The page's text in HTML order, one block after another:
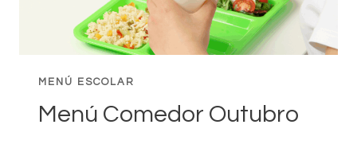
MENÚ ESCOLAR
Menú Comedor Outubro